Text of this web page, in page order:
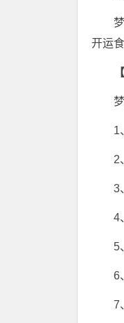
开运
1
2
3
4
5
6
7